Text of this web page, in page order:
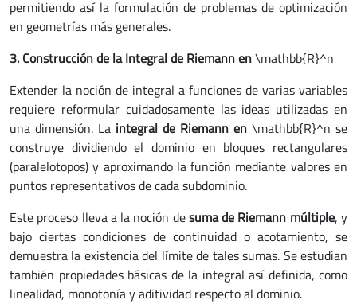
permitiendo así la formulación de problemas de optimización
en geometrías más generales.
3. Construcción de la Integral de Riemann en\mathbb{R}^n
Extender la noción de integral a funciones de varias variables
requiere reformular cuidadosamente las ideas utilizadas en
una dimensión. La integral de Riemann en \mathbb{R}^n se
construye dividiendo el dominio en bloques rectangulares
(paralelotopos) y aproximando la función mediante valores en
puntos representativos de cada subdominio.
Este proceso lleva a la noción desuma de Riemann múltiple, y
bajo ciertas condiciones de continuidad o acotamiento, se
demuestra la existencia del límite de tales sumas. Se estudian
también propiedades básicas de la integral así definida, como
linealidad, monotonía y aditividad respecto al dominio.